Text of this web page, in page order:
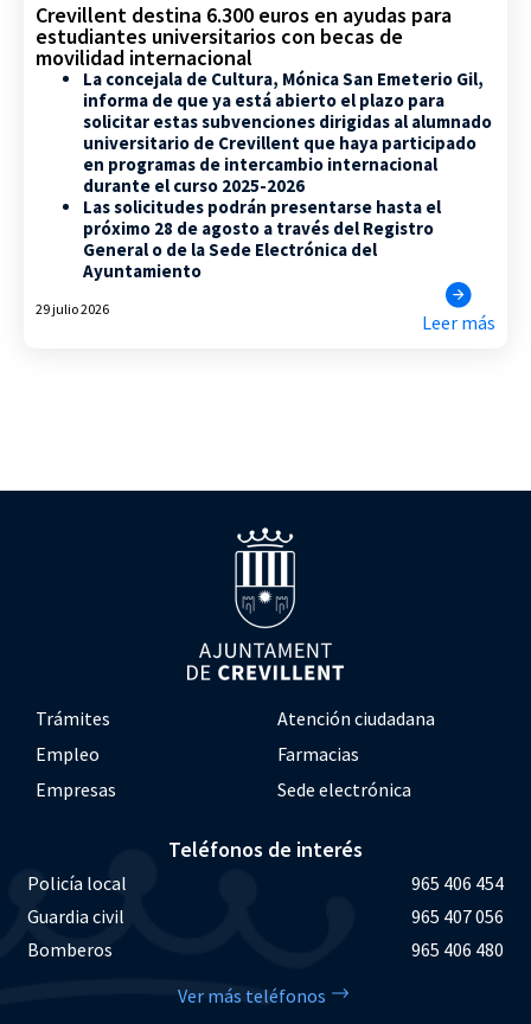
Crevillent destina 6.300 euros en ayudas para
estudiantes universitarios con becas de
movilidad internacional
La concejala de Cultura, Mónica San Emeterio Gil,
informa de que ya está abierto el plazo para
solicitar estas subvenciones dirigidas al alumnado
universitario de Crevillent que haya participado
en programas de intercambio internacional
durante el curso 2025-2026
Las solicitudes podrán presentarse hasta el
próximo 28 de agosto a través del Registro
General o de la Sede Electrónica del
Ayuntamiento
29 julio 2026
Leer más
Trámites
Atención ciudadana
Empleo
Farmacias
Empresas
Sede electrónica
Teléfonos de interés
Policía local
965 406 454
Guardia civil
965 407 056
Bomberos
965 406 480
Ver más teléfonos